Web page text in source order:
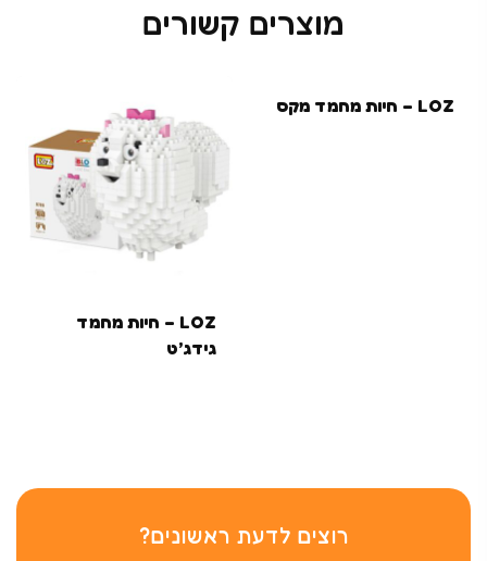
מוצרים קשורים
LOZ – חיות מחמד מקס
LOZ – חיות מחמד
גידג’ט
רוצים לדעת ראשונים?